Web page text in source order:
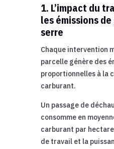
1. L’impact du
les émissions
serre
Chaque intervention
parcelle génère des
proportionnelles à la
carburant.
Un passage de
consomme en
carburant par
de travail et la